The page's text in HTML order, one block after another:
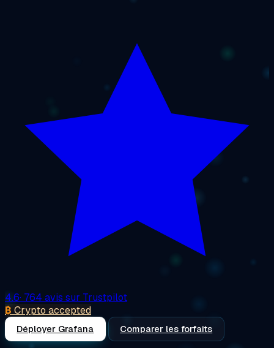
4.6· 764 avis sur Trustpilot
₿ Crypto accepted
Déployer Grafana Comparer les forfaits